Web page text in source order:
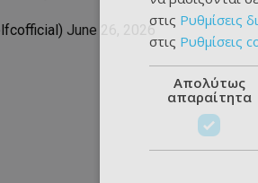
June 26, 2026
στις Ρυθμίσεις
στις Ρυθμίσεις
Απολύτως
απαραίτητα